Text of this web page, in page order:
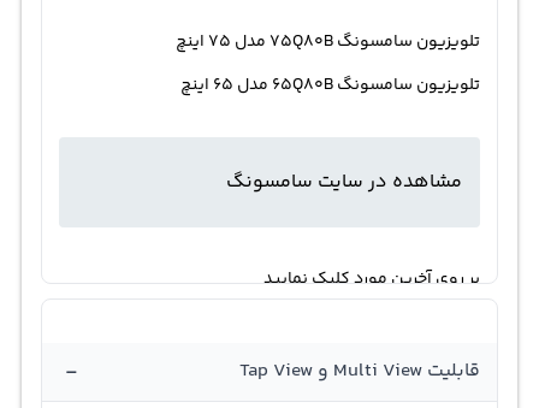
تلویزیون سامسونگ 75Q80B مدل 75 اینچ
تلویزیون سامسونگ 65Q80B مدل 65 اینچ
مشاهده در سایت سامسونگ
بر روی آخرین مورد کلیک نمایید
قابلیت Multi View و Tap View -